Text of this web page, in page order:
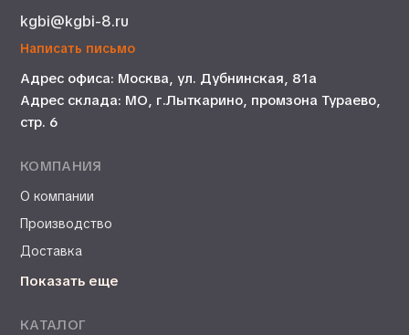
kgbi@kgbi-8.ru
Написать письмо
Адрес офиса: Москва, ул. Дубнинская, 81а
Адрес склада: МО, г.Лыткарино, промзона Тураево,
стр. 6
КОМПАНИЯ
О компании
Производство
Доставка
Показать еще
КАТАЛОГ